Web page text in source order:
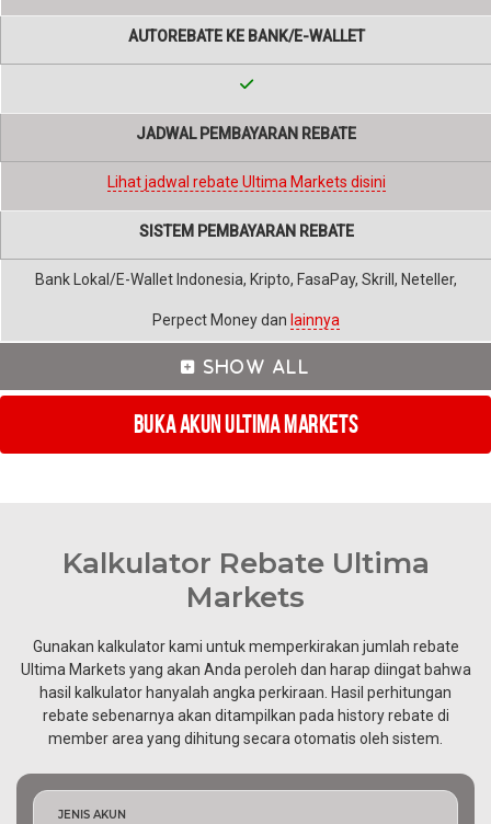
AUTOREBATE KE BANK/E-WALLET
JADWAL PEMBAYARAN REBATE
Lihat jadwal rebate Ultima Markets disini
SISTEM PEMBAYARAN REBATE
Bank Lokal/E-Wallet Indonesia, Kripto, FasaPay, Skrill, Neteller,
Perpect Money dan lainnya
Buka Akun Ultima Markets
Kalkulator Rebate Ultima
Markets
Gunakan kalkulator kami untuk memperkirakan jumlah rebate
Ultima Markets yang akan Anda peroleh dan harap diingat bahwa
hasil kalkulator hanyalah angka perkiraan. Hasil perhitungan
rebate sebenarnya akan ditampilkan pada history rebate di
member area yang dihitung secara otomatis oleh sistem.
JENIS AKUN